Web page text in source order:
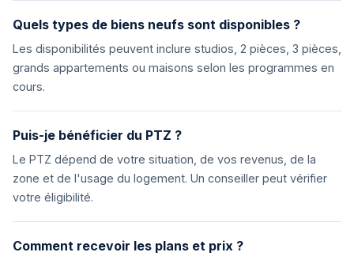
Quels types de biens neufs sont disponibles ?
Les disponibilités peuvent inclure studios, 2 pièces, 3 pièces,
grands appartements ou maisons selon les programmes en
cours.
Puis-je bénéficier du PTZ ?
Le PTZ dépend de votre situation, de vos revenus, de la
zone et de l'usage du logement. Un conseiller peut vérifier
votre éligibilité.
Comment recevoir les plans et prix ?